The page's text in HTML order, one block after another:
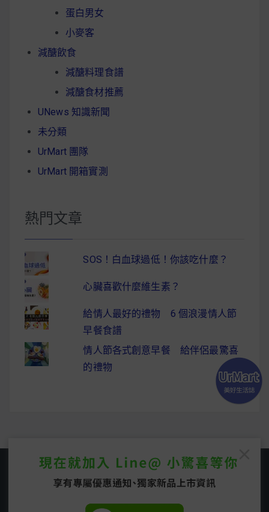
蛋白男女
小麥客
減醣飲食
減醣料理食譜
減醣食材推薦
UNews 知識新聞
未分類
UrMart 團隊
UrMart 開箱實測
熱門文章
SOS！白血球過低！你該吃什麼？
心臟喜歡什麼維生素？
給情人最好的禮物 6 個浪漫情人節
早餐食譜
情人節各式創意早餐 給伴侶最驚喜
的禮物
Copyright © 2026UrMart 美好生活誌 . All rights
Easyblog Theme by